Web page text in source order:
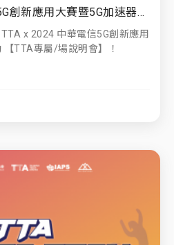
TTA x 2024 中華電信5G創新應用大賽暨5G加速器徵選活動
x 2024 中華電信5G創新應用
TTA專屬/場說明會】！